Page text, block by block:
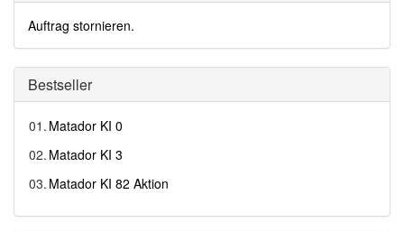
Auftrag stornieren.
Bestseller
01. Matador KI 0
02. Matador KI 3
03. Matador KI 82 Aktion